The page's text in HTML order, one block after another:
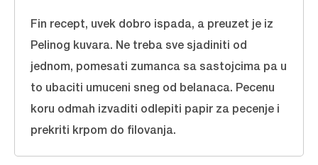
Fin recept, uvek dobro ispada, a preuzet je iz
Pelinog kuvara. Ne treba sve sjadiniti od
jednom, pomesati zumanca sa sastojcima pa u
to ubaciti umuceni sneg od belanaca. Pecenu
koru odmah izvaditi odlepiti papir za pecenje i
prekriti krpom do filovanja.